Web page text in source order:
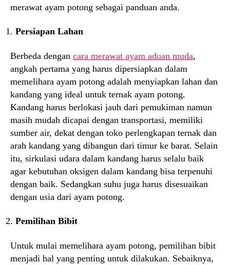
merawat ayam potong sebagai panduan anda.
Persiapan Lahan
Berbeda dengan cara merawat ayam aduan muda,
angkah pertama yang harus dipersiapkan dalam
memelihara ayam potong adalah menyiapkan lahan dan
kandang yang ideal untuk ternak ayam potong.
Kandang harus berlokasi jauh dari pemukiman namun
masih mudah dicapai dengan transportasi, memiliki
sumber air, dekat dengan toko perlengkapan ternak dan
arah kandang yang dibangun dari timur ke barat. Selain
itu, sirkulasi udara dalam kandang harus selalu baik
agar kebutuhan oksigen dalam kandang bisa terpenuhi
dengan baik. Sedangkan suhu juga harus disesuaikan
dengan usia dari ayam potong.
Pemilihan Bibit
Untuk mulai memelihara ayam potong, pemilihan bibit
menjadi hal yang penting untuk dilakukan. Sebaiknya,